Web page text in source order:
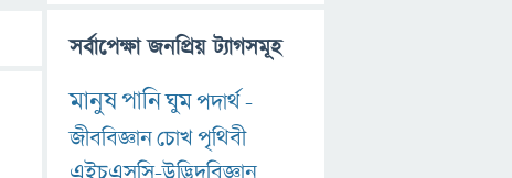
সর্বাপেক্ষা জনপ্রিয় ট্যাগসমূহ
মানুষপানিঘুমপদার্থ-
জীববিজ্ঞানচোখপৃথিবী